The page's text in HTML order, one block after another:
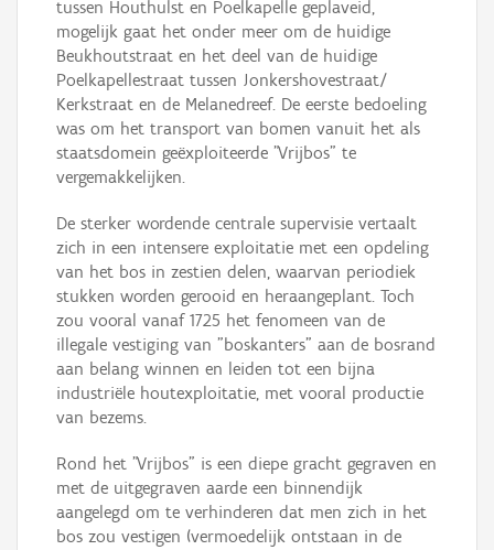
tussen Houthulst en Poelkapelle geplaveid,
mogelijk gaat het onder meer om de huidige
Beukhoutstraat en het deel van de huidige
Poelkapellestraat tussen Jonkershovestraat/
Kerkstraat en de Melanedreef. De eerste bedoeling
was om het transport van bomen vanuit het als
staatsdomein geëxploiteerde "Vrijbos" te
vergemakkelijken.
De sterker wordende centrale supervisie vertaalt
zich in een intensere exploitatie met een opdeling
van het bos in zestien delen, waarvan periodiek
stukken worden gerooid en heraangeplant. Toch
zou vooral vanaf 1725 het fenomeen van de
illegale vestiging van "boskanters" aan de bosrand
aan belang winnen en leiden tot een bijna
industriële houtexploitatie, met vooral productie
van bezems.
Rond het "Vrijbos" is een diepe gracht gegraven en
met de uitgegraven aarde een binnendijk
aangelegd om te verhinderen dat men zich in het
bos zou vestigen (vermoedelijk ontstaan in de